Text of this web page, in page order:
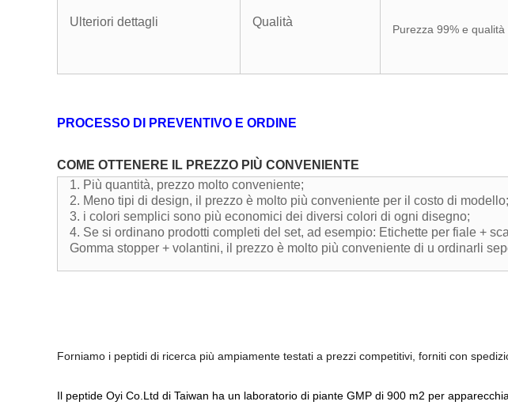
Ulteriori dettagli Qualità
Purezza 99% e qualità
PROCESSO DI PREVENTIVO E ORDINE
COME OTTENERE IL PREZZO PIÙ CONVENIENTE
1. Più quantità, prezzo molto conveniente;
2. Meno tipi di design, il prezzo è molto più conveniente per il costo di modello;
3. i colori semplici sono più economici dei diversi colori di ogni disegno;
4. Se si ordinano prodotti completi del set, ad esempio: Etichette per fiale +
Gomma stopper + volantini, il prezzo è molto più conveniente di u ordinarli
Forniamo i peptidi di ricerca più ampiamente testati a prezzi competitivi, forniti con
Il peptide Oyi Co.Ltd di Taiwan ha un laboratorio di piante GMP di 900 m2 per